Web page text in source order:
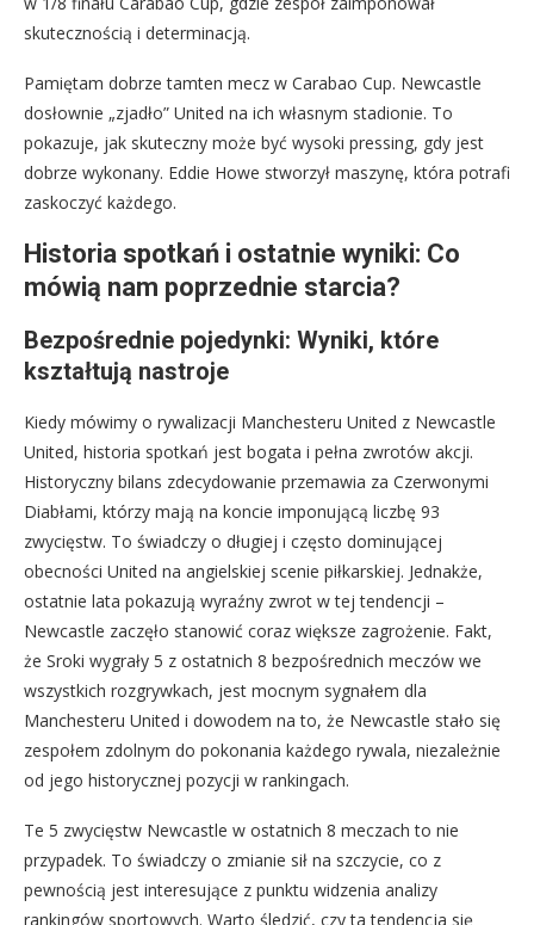
skutecznością i determinacją.
Pamiętam dobrze tamten mecz w Carabao Cup. Newcastle
dosłownie „zjadło” United na ich własnym stadionie. To
pokazuje, jak skuteczny może być wysoki pressing, gdy jest
dobrze wykonany. Eddie Howe stworzył maszynę, która potrafi
zaskoczyć każdego.
Historia spotkań i ostatnie wyniki: Co
mówią nam poprzednie starcia?
Bezpośrednie pojedynki: Wyniki, które
kształtują nastroje
Kiedy mówimy o rywalizacji Manchesteru United z Newcastle
United, historia spotkań jest bogata i pełna zwrotów akcji.
Historyczny bilans zdecydowanie przemawia za Czerwonymi
Diabłami, którzy mają na koncie imponującą liczbę 93
zwycięstw. To świadczy o długiej i często dominującej
obecności United na angielskiej scenie piłkarskiej. Jednakże,
ostatnie lata pokazują wyraźny zwrot w tej tendencji –
Newcastle zaczęło stanowić coraz większe zagrożenie. Fakt,
że Sroki wygrały 5 z ostatnich 8 bezpośrednich meczów we
wszystkich rozgrywkach, jest mocnym sygnałem dla
Manchesteru United i dowodem na to, że Newcastle stało się
zespołem zdolnym do pokonania każdego rywala, niezależnie
od jego historycznej pozycji w rankingach.
Te 5 zwycięstw Newcastle w ostatnich 8 meczach to nie
przypadek. To świadczy o zmianie sił na szczycie, co z
pewnością jest interesujące z punktu widzenia analizy
rankingów sportowych. Warto śledzić, czy ta tendencja się